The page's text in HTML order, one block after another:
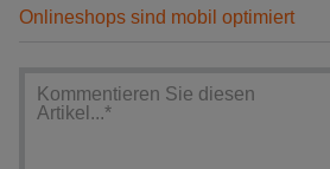
Onlineshops sind mobil optimiert